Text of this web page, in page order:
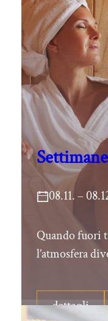
08.11. –
Quando fuori
l’atmosfera
dettagli